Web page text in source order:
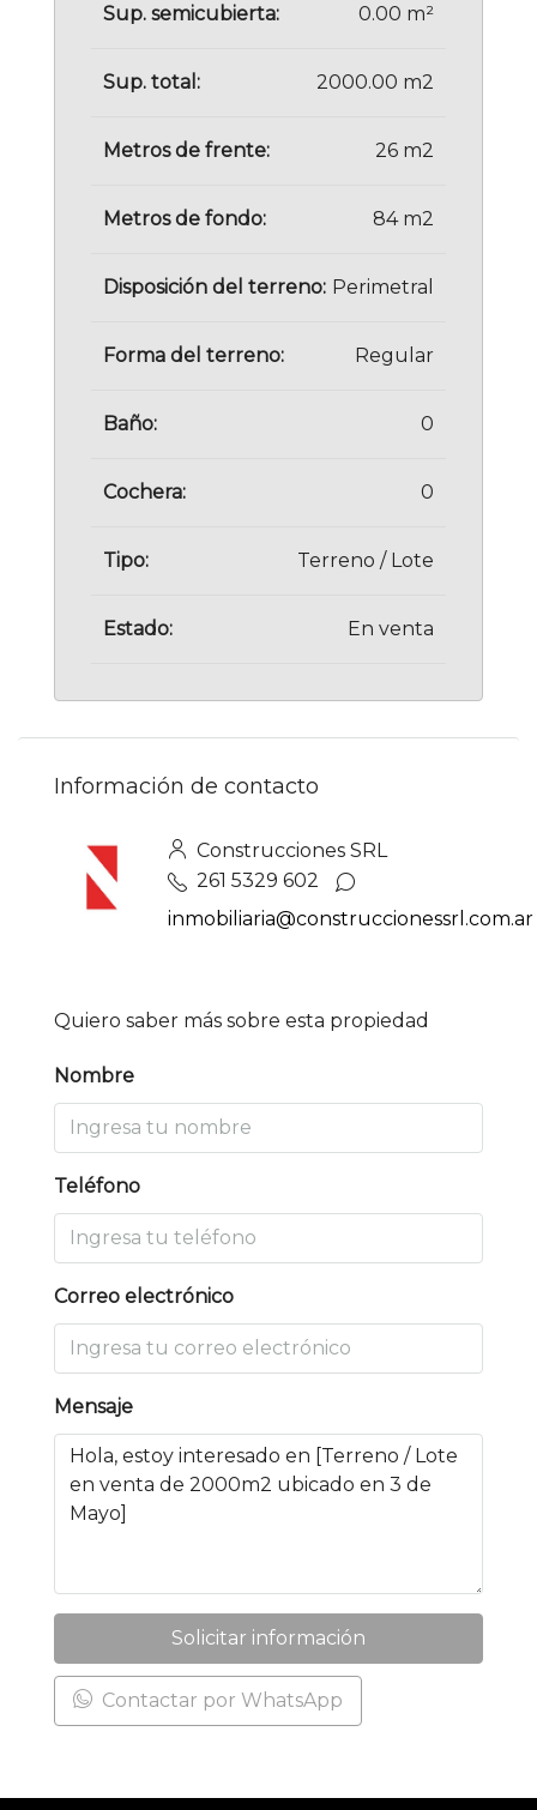
Sup. semicubierta: 0.00 m²
Sup. total: 2000.00 m2
Metros de frente: 26 m2
Metros de fondo: 84 m2
Disposición del terreno: Perimetral
Forma del terreno: Regular
Baño: 0
Cochera: 0
Tipo: Terreno / Lote
Estado: En venta
Información de contacto
Construcciones SRL
261 5329 602
inmobiliaria@construccionessrl.com.ar
Quiero saber más sobre esta propiedad
Nombre
Teléfono
Correo electrónico
Mensaje
Solicitar información
Contactar por WhatsApp